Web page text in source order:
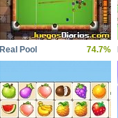
Real Pool 74.7%